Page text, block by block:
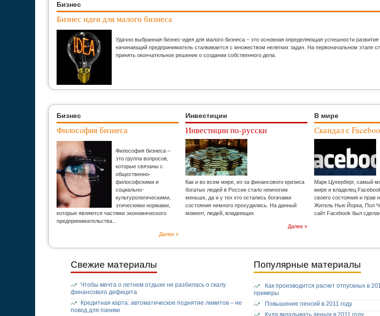
Бизнес
Бизнес идеи для малого бизнеса
Удачно выбранная бизнес-идея для малого бизнеса – это основная определяющая успешности
начинающий предприниматель сталкивается с множеством нелегких задач. На первоначальном этапе
принять окончательное решение о создании собственного дела.
Бизнес
Философия бизнеса
Философия бизнеса –
это группа вопросов,
которые связаны с
общественно-
философскими и
социально-
культурологическими,
этическими нормами,
которые являются частями экономического
предпринимательства...
Далее »
Инвестиции
Инвестиции по-русски
Как и во всем мире, из-за финансового кризиса
богатых людей в России стало немногим
меньше, да и у тех кто остались богачами
состояния немного прохудились. На данный
момент, людей, владеющих
Далее »
В мире
Скандал с
Марк Цукерберг, самый
мире и владелец
своего состояния и прав
Житель Нью Йорка, Пол
сайт Facebook был
Свежие материалы
Чтобы мечта о летнем отдыхе не разбилась о скалу
финансового дефицита
Кредитная карта: автоматическое поднятие лимитов – не
повод для паники
Популярные материалы
Как производится расчет отпускных в
примеры
Повышение пенсий в 2011 году
Куда вкладывать деньги в 2011 году